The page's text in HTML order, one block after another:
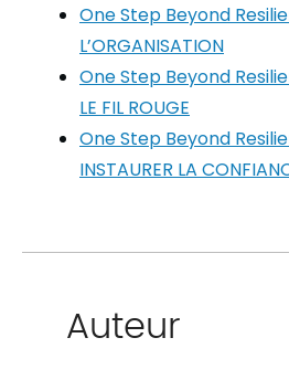
One Step Beyond
L’ORGANISATION
One Step Beyond
LE FIL ROUGE
One Step Beyond
INSTAURER LA
Auteur